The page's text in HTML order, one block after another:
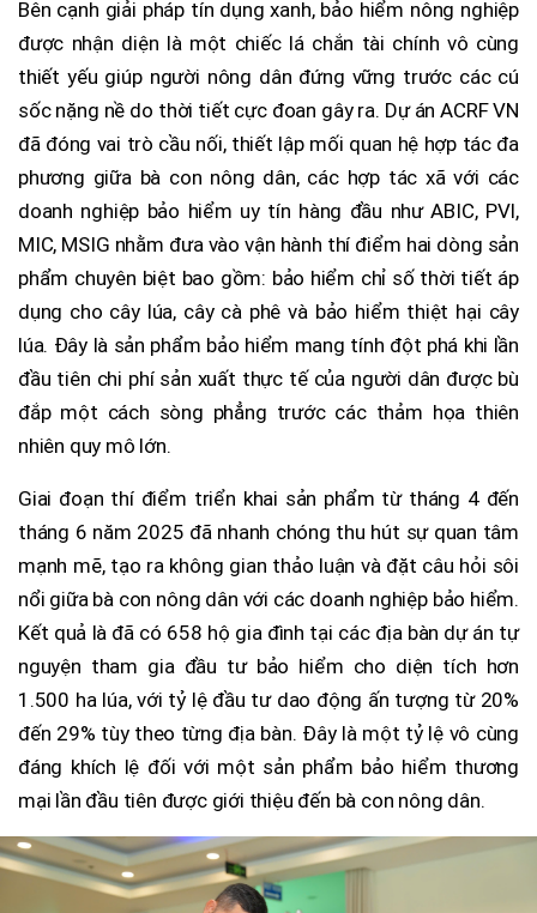
Bên cạnh giải pháp tín dụng xanh, bảo hiểm nông nghiệp
được nhận diện là một chiếc lá chắn tài chính vô cùng
thiết yếu giúp người nông dân đứng vững trước các cú
sốc nặng nề do thời tiết cực đoan gây ra. Dự án ACRF VN
đã đóng vai trò cầu nối, thiết lập mối quan hệ hợp tác đa
phương giữa bà con nông dân, các hợp tác xã với các
doanh nghiệp bảo hiểm uy tín hàng đầu như ABIC, PVI,
MIC, MSIG nhằm đưa vào vận hành thí điểm hai dòng sản
phẩm chuyên biệt bao gồm: bảo hiểm chỉ số thời tiết áp
dụng cho cây lúa, cây cà phê và bảo hiểm thiệt hại cây
lúa. Đây là sản phẩm bảo hiểm mang tính đột phá khi lần
đầu tiên chi phí sản xuất thực tế của người dân được bù
đắp một cách sòng phẳng trước các thảm họa thiên
nhiên quy mô lớn.
Giai đoạn thí điểm triển khai sản phẩm từ tháng 4 đến
tháng 6 năm 2025 đã nhanh chóng thu hút sự quan tâm
mạnh mẽ, tạo ra không gian thảo luận và đặt câu hỏi sôi
nổi giữa bà con nông dân với các doanh nghiệp bảo hiểm.
Kết quả là đã có 658 hộ gia đình tại các địa bàn dự án tự
nguyện tham gia đầu tư bảo hiểm cho diện tích hơn
1.500 ha lúa, với tỷ lệ đầu tư dao động ấn tượng từ 20%
đến 29% tùy theo từng địa bàn. Đây là một tỷ lệ vô cùng
đáng khích lệ đối với một sản phẩm bảo hiểm thương
mại lần đầu tiên được giới thiệu đến bà con nông dân.